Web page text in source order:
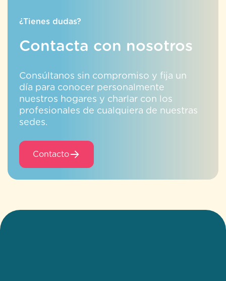
¿Tienes dudas?
Contacta con nosotros
Consúltanos sin compromiso y fija un
día para conocer personalmente
nuestros hogares y charlar con los
profesionales de cualquiera de nuestras
sedes.
Contacto